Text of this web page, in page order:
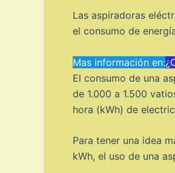
Las aspiradoras
el consumo de
Mas información en:
El consumo de una
de 1.000 a 1.500
hora (kWh) de
Para tener una idea
kWh, el uso de una